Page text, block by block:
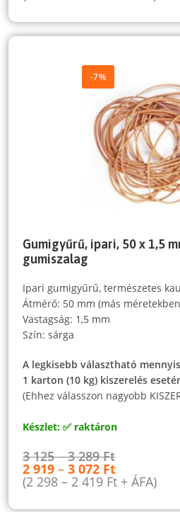
-7%
Gumigyűrű, ipari, 50 x 1,5
gumiszalag
Ipari gumigyűrű, természetes
Átmérő: 50 mm (más
Vastagság: 1,5 mm
Szín: sárga
A legkisebb választható
1 karton (10 kg) kiszerelés
(Ehhez válasszon nagyobb
Készlet: ✅ raktáron
3 125–3 289Ft
2 919–3 072 Ft
(2 298– 2 419 Ft + ÁFA)